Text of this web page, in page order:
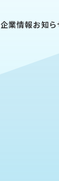
企業情報お知ら